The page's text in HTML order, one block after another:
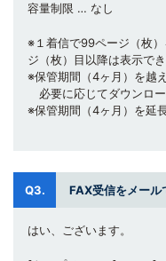
容量制限 … なし
※１着信で99ページ（枚
ジ（枚）目以降は表示で
※保管期間（4ヶ月）を越
必要に応じてダウンロー
※保管期間（4ヶ月）を延
Q3. FAX受信をメール
はい、ございます。